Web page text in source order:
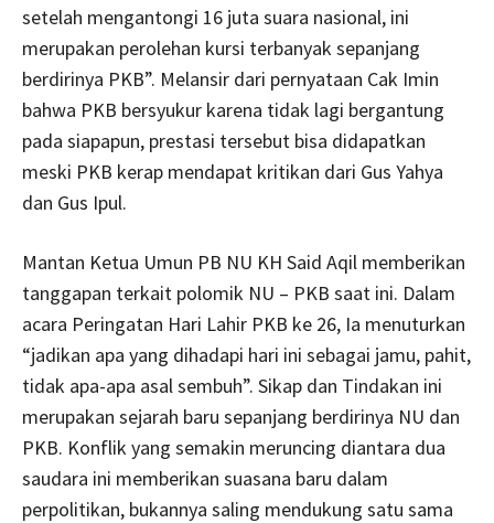
setelah mengantongi 16 juta suara nasional, ini
merupakan perolehan kursi terbanyak sepanjang
berdirinya PKB”. Melansir dari pernyataan Cak Imin
bahwa PKB bersyukur karena tidak lagi bergantung
pada siapapun, prestasi tersebut bisa didapatkan
meski PKB kerap mendapat kritikan dari Gus Yahya
dan Gus Ipul.
Mantan Ketua Umun PB NU KH Said Aqil memberikan
tanggapan terkait polomik NU – PKB saat ini. Dalam
acara Peringatan Hari Lahir PKB ke 26, Ia menuturkan
“jadikan apa yang dihadapi hari ini sebagai jamu, pahit,
tidak apa-apa asal sembuh”. Sikap dan Tindakan ini
merupakan sejarah baru sepanjang berdirinya NU dan
PKB. Konflik yang semakin meruncing diantara dua
saudara ini memberikan suasana baru dalam
perpolitikan, bukannya saling mendukung satu sama